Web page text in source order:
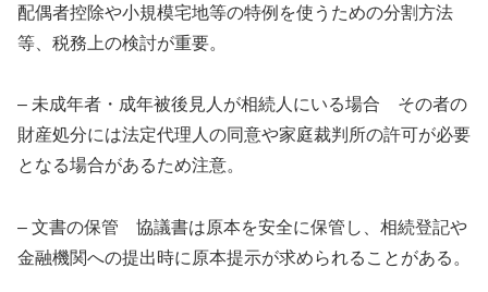
配偶者控除や小規模宅地等の特例を使うための分割方法
等、税務上の検討が重要。
– 未成年者・成年被後見人が相続人にいる場合 その者の
財産処分には法定代理人の同意や家庭裁判所の許可が必要
となる場合があるため注意。
– 文書の保管 協議書は原本を安全に保管し、相続登記や
金融機関への提出時に原本提示が求められることがある。